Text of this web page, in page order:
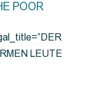
POOR
LEUTE